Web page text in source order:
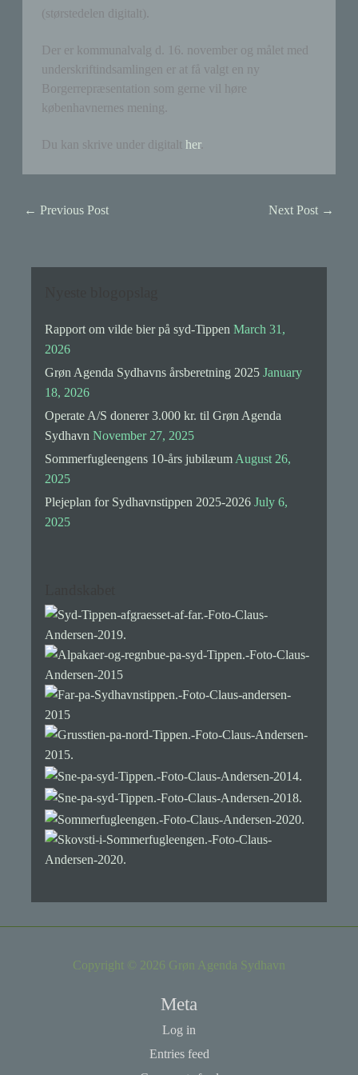
(størstedelen digitalt).
Der er kommunalvalg d. 16. november og målet med
underskriftindsamlingen er at få valgt en ny
Borgerrepræsentation som gerne vil høre
københavnernes mening.
Du kan skrive under digitalther.
← Previous Post Next Post →
Rapport om vilde bier på syd-Tippen March 31,
2026
Grøn Agenda Sydhavns årsberetning 2025 January
18, 2026
Operate A/S donerer 3.000 kr. til Grøn Agenda
Sydhavn November 27, 2025
Sommerfugleengens 10-års jubilæum August 26,
2025
Plejeplan for Sydhavnstippen 2025-2026 July 6,
2025
Copyright © 2026 Grøn Agenda Sydhavn
Meta
Log in
Entries feed